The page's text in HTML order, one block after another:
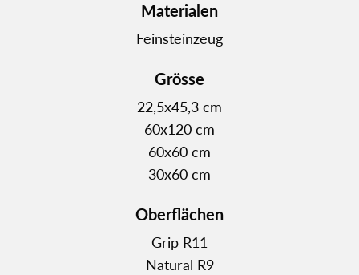
Materialen
Feinsteinzeug
Grösse
22,5x45,3 cm
60x120 cm
60x60 cm
30x60 cm
Oberflächen
Grip R11
Natural R9